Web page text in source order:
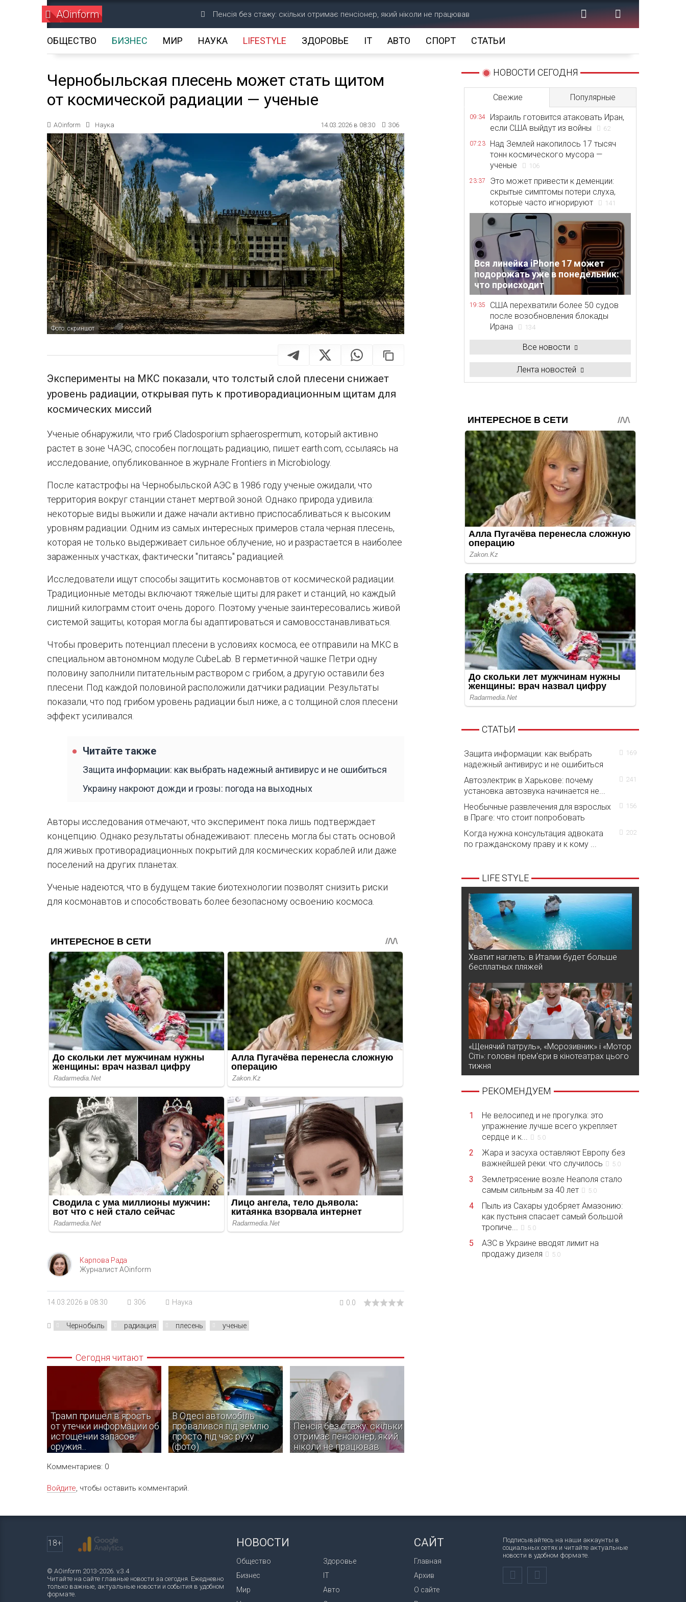
AOinform Пенсія без стажу: скільки отримає пенсіонер, який ніколи не працював
ОБЩЕСТВО БИЗНЕС МИР НАУКА LIFESTYLE ЗДОРОВЬЕ IT АВТО СПОРТ СТАТЬИ
Чернобыльская плесень может стать щитом
от космической радиации — ученые
AOinform Наука 14.03.2026 в 08:30 306
Фото: скриншот
Эксперименты на МКС показали, что толстый слой плесени снижает
уровень радиации, открывая путь к противорадиационным щитам для
космических миссий
Ученые обнаружили, что гриб Cladosporium sphaerospermum, который активно
растет в зоне ЧАЭС, способен поглощать радиацию, пишет earth.com, ссылаясь на
исследование, опубликованное в журнале Frontiers in Microbiology.
После катастрофы на Чернобыльской АЭС в 1986 году ученые ожидали, что
территория вокруг станции станет мертвой зоной. Однако природа удивила:
некоторые виды выжили и даже начали активно приспосабливаться к высоким
уровням радиации. Одним из самых интересных примеров стала черная плесень,
которая не только выдерживает сильное облучение, но и разрастается в наиболее
зараженных участках, фактически "питаясь" радиацией.
Исследователи ищут способы защитить космонавтов от космической радиации.
Традиционные методы включают тяжелые щиты для ракет и станций, но каждый
лишний килограмм стоит очень дорого. Поэтому ученые заинтересовались живой
системой защиты, которая могла бы адаптироваться и самовосстанавливаться.
Чтобы проверить потенциал плесени в условиях космоса, ее отправили на МКС в
специальном автономном модуле CubeLab. В герметичной чашке Петри одну
половину заполнили питательным раствором с грибом, а другую оставили без
плесени. Под каждой половиной расположили датчики радиации. Результаты
показали, что под грибом уровень радиации был ниже, а с толщиной слоя плесени
эффект усиливался.
Читайте также
Защита информации: как выбрать надежный антивирус и не ошибиться
Украину накроют дожди и грозы: погода на выходных
Авторы исследования отмечают, что эксперимент пока лишь подтверждает
концепцию. Однако результаты обнадеживают: плесень могла бы стать основой
для живых противорадиационных покрытий для космических кораблей или даже
поселений на других планетах.
Ученые надеются, что в будущем такие биотехнологии позволят снизить риски
для космонавтов и способствовать более безопасному освоению космоса.
Карпова Рада
Журналист AOinform
14.03.2026 в 08:30 306 Наука 0.0
Чернобыль радиация плесень ученые
Сегодня читают
Трамп пришел в ярость
от утечки информации об
истощении запасов
оружия...
антивоенных чиновников в
из войны с Ираном.
В Одесі автомобіль
провалився під землю
просто під час руху
(фото)
рятувальники ДСНС.
Пенсія без стажу: скільки
отримає пенсіонер, який
ніколи не працював
замість звичайної виплатять
Комментариев: 0
Войдите, чтобы оставить комментарий.
НОВОСТИ СЕГОДНЯ
Свежие Популярные
09:34
Израиль готовится атаковать Иран,
если США выйдут из войны
62
07:23
Над Землей накопилось 17 тысяч
тонн космического мусора —
ученые
106
23:37
Это может привести к деменции:
скрытые симптомы потери слуха,
которые часто игнорируют
141
Вся линейка iPhone 17 может
подорожать уже в понедельник:
что происходит
19:35
США перехватили более 50 судов
после возобновления блокады
Ирана
134
Все новости
Лента новостей
СТАТЬИ
Защита информации: как выбрать
надежный антивирус и не ошибиться
169
Автоэлектрик в Харькове: почему
установка автозвука начинается не...
241
Необычные развлечения для взрослых
в Праге: что стоит попробовать
156
Когда нужна консультация адвоката
по гражданскому праву и к кому ...
202
LIFE STYLE
Хватит наглеть: в Италии будет больше
бесплатных пляжей
«Щенячий патруль», «Морозивник» і «Мотор
Сіті»: головні прем'єри в кінотеатрах цього
тижня
РЕКОМЕНДУЕМ
1
Не велосипед и не прогулка: это
упражнение лучше всего укрепляет
сердце и к...
5.0
2
Жара и засуха оставляют Европу без
важнейшей реки: что случилось
5.0
3
Землетрясение возле Неаполя стало
самым сильным за 40 лет
5.0
4
Пыль из Сахары удобряет Амазонию:
как пустыня спасает самый большой
тропиче...
5.0
5
АЗС в Украине вводят лимит на
продажу дизеля
5.0
18+
© AOinform 2013-2026. v.3.4
Читайте на сайте главные новости за сегодня. Ежедневно
только важные, актуальные новости и события в удобном
формате.
НОВОСТИ
Общество
Бизнес
Мир
Здоровье
IT
Авто
САЙТ
Главная
Архив
О сайте
Подписывайтесь на наши аккаунты в
социальных сетях и читайте актуальные
новости в удобном формате.